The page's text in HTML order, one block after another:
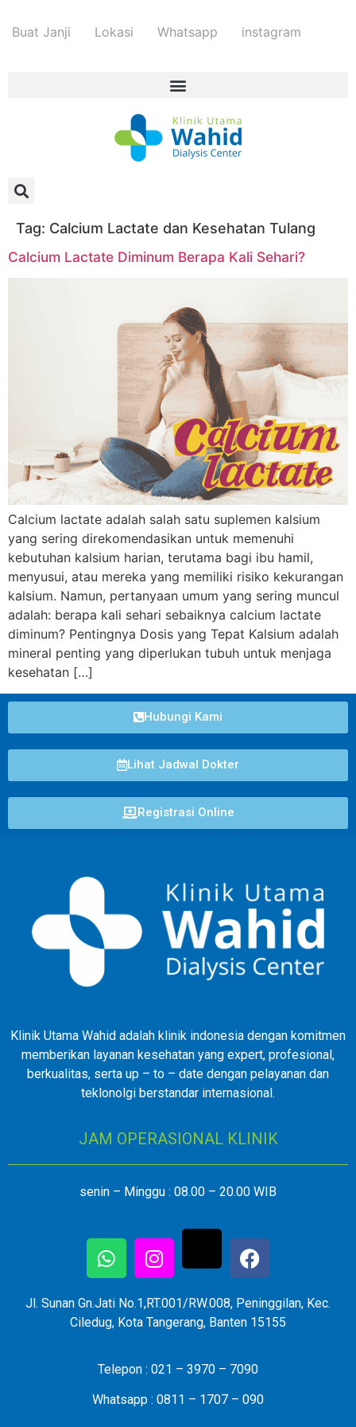
Buat Janji Lokasi Whatsapp instagram
Tag: Calcium Lactate dan Kesehatan Tulang
Calcium Lactate Diminum Berapa Kali Sehari?
Calcium lactate adalah salah satu suplemen kalsium
yang sering direkomendasikan untuk memenuhi
kebutuhan kalsium harian, terutama bagi ibu hamil,
menyusui, atau mereka yang memiliki risiko kekurangan
kalsium. Namun, pertanyaan umum yang sering muncul
adalah: berapa kali sehari sebaiknya calcium lactate
diminum? Pentingnya Dosis yang Tepat Kalsium adalah
mineral penting yang diperlukan tubuh untuk menjaga
kesehatan […]
Hubungi Kami
Lihat Jadwal Dokter
Registrasi Online
Klinik Utama Wahid adalah klinik indonesia dengan komitmen
memberikan layanan kesehatan yang expert, profesional,
berkualitas, serta up – to – date dengan pelayanan dan
teklonolgi berstandar internasional.
JAM OPERASIONAL KLINIK
senin – Minggu : 08.00 – 20.00 WIB
Jl. Sunan Gn.Jati No.1,RT.001/RW.008, Peninggilan, Kec.
Ciledug, Kota Tangerang, Banten 15155
Telepon : 021 – 3970 – 7090
Whatsapp : 0811 – 1707 – 090